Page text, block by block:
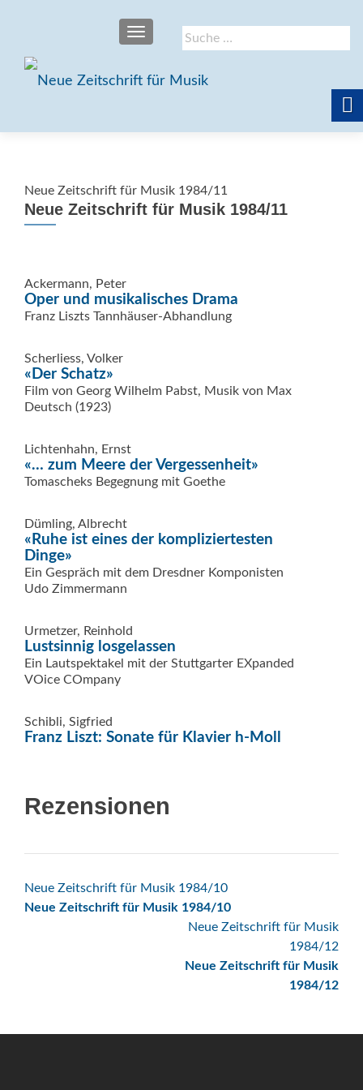
Suche
nach:
SCHALTE NAVIGATION
Neue Zeitschrift für Musik 1984/11
Neue Zeitschrift für Musik 1984/11
Ackermann, Peter
Oper und musikalisches Drama
Franz Liszts Tannhäuser-Abhandlung
Scherliess, Volker
«Der Schatz»
Film von Georg Wilhelm Pabst, Musik von Max
Deutsch (1923)
Lichtenhahn, Ernst
«… zum Meere der Vergessenheit»
Tomascheks Begegnung mit Goethe
Dümling, Albrecht
«Ruhe ist eines der kompliziertesten
Dinge»
Ein Gespräch mit dem Dresdner Komponisten
Udo Zimmermann
Urmetzer, Reinhold
Lustsinnig losgelassen
Ein Lautspektakel mit der Stuttgarter EXpanded
VOice COmpany
Schibli, Sigfried
Franz Liszt: Sonate für Klavier h-Moll
Rezensionen
Beitrags-
Navigation
Neue Zeitschrift für Musik 1984/10
Neue Zeitschrift für Musik 1984/10
Neue Zeitschrift für Musik
1984/12
Neue Zeitschrift für Musik
1984/12